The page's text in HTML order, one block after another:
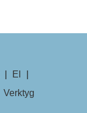
El
Verktyg